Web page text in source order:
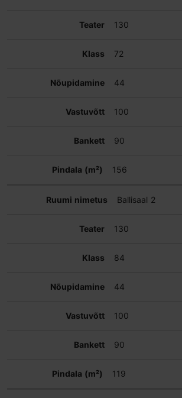
130
72
44
100
90
156
Ballisaal 2
130
84
44
100
90
119